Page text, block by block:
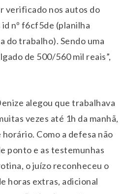
verificado nos autos do
nº f6cf5de (planilha
do trabalho). Sendo uma
de 500/560 mil reais”,
alegou que trabalhava
vezes até 1h da manhã,
Como a defesa não
ponto e as testemunhas
o juízo reconheceu o
horas extras, adicional